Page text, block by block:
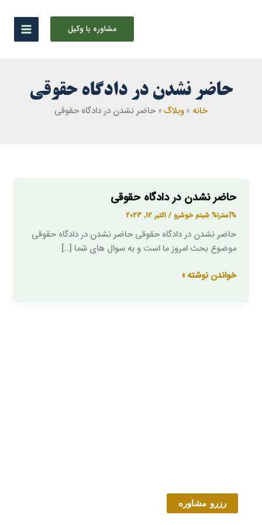
مشاوره با وکیل
حاضر نشدن در دادگاه حقوقی
خانه وبلاگ حاضر نشدن در دادگاه حقوقی
حاضر نشدن در دادگاه حقوقی
%آسترا% شبنم خوشرو/اکتبر 12, 2023
حاضر نشدن در دادگاه حقوقی حاضر نشدن در دادگاه حقوقی
موضوع بحث امروز ما است و به سوال های شما […]
حاضر
نشدن
دادگاه
حقوقی
خواندن نوشته »
رزرو مشاوره